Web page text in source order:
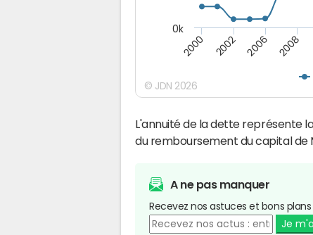
2000 2002 2006 2008
0k
© JDN 2026
L'annuité de la dette représente
du remboursement du capital de
A ne pas manquer
Recevez nos astuces et bons
Je